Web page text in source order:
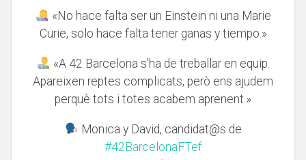
«No hace falta ser un Einstein ni una Marie
Curie, solo hace falta tener ganas y tiempo.»
«A 42 Barcelona s’ha de treballar en equip.
Apareixen reptes complicats, però ens ajudem
perquè tots i totes acabem aprenent.»
Monica y David, candidat@s de
#42BarcelonaFTef